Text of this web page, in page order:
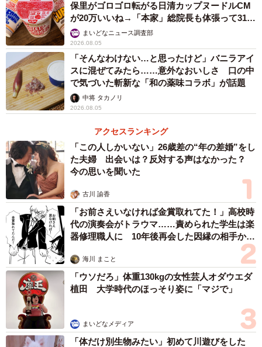
保里がゴロゴロ転がる日清カップヌードルCM
が20万いいね→「本家」総院長も体張って31万
いいねまいどなニュース調査部
2026.08.05
「そんなわけない…と思ったけど」バニラアイ
スに混ぜてみたら……意外なおいしさ 口の中
で気づいた斬新な「和の薬味コラボ」が話題
中将 タカノリ
2026.08.05
アクセスランキング
「この人しかいない」26歳差の“年の差婚”をし
た夫婦 出会いは？反対する声はなかった？
今の思いを聞いた
古川 諭香
「お前さえいなければ金賞取れてた！」高校時
代の演奏会がトラウマ……責められた学生は楽
器修理職人に 10年後再会した因縁の相手から
海川 まこと
「ウソだろ」体重130kgの女性芸人オダウエダ
植田 大学時代のほっそり姿に「マジで」
まいどなメディア
「体だけ別生物みたい」初めて川遊びをした